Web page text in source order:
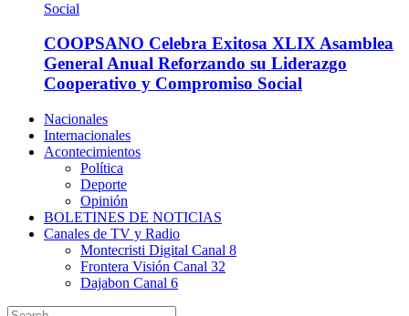
COOPSANO Celebra Exitosa XLIX Asamblea
General Anual Reforzando su Liderazgo
Cooperativo y Compromiso Social
Nacionales
Internacionales
Acontecimientos
Política
Deporte
Opinión
BOLETINES DE NOTICIAS
Canales de TV y Radio
Montecristi Digital Canal 8
Frontera Visión Canal 32
Dajabon Canal 6